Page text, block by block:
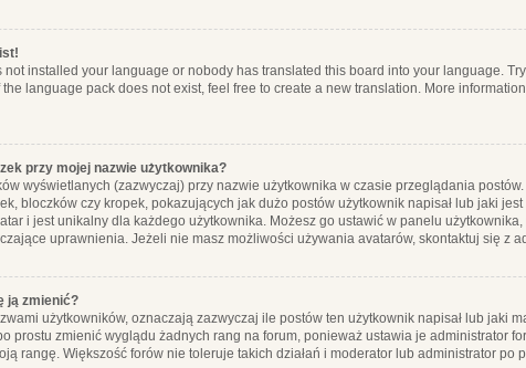
not installed your language or nobody has translated this board into your language.
language pack does not exist, feel free to create a new translation. More
przy mojej nazwie użytkownika?
wyświetlanych (zazwyczaj) przy nazwie użytkownika w czasie przeglądania
bloczków czy kropek, pokazujących jak dużo postów użytkownik napisał lub jaki
i jest unikalny dla każdego użytkownika. Możesz go ustawić w panelu użytkownika,
uprawnienia. Jeżeli nie masz możliwości używania avatarów, skontaktuj się z
ją zmienić?
użytkowników, oznaczają zazwyczaj ile postów ten użytkownik napisał lub jaki
prostu zmienić wyglądu żadnych rang na forum, ponieważ ustawia je administrator
rangę. Większość forów nie toleruje takich działań i moderator lub administrator po